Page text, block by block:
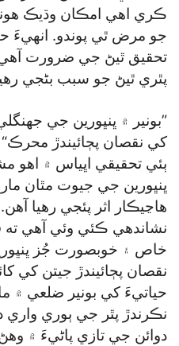
ڪري اهي امڪان وڌيڪ
جو مرض ٿي پوندو. انهيءَ
تحقيق ٿيڻ جي ضرورت
پٿري ٿيڻ جو سبب بڻجي
”بونير ۾ ڀنڀورين جي
کي نقصان پڄائيندڙ
ٻئي تحقيقي اڀياس ۾ اهو
ڀنڀورين جي جيوت مٿان
هاڃيڪار اثر پئجي رهيا
نشاندهي ڪئي وئي آهي
خاص ۽ خوبصورت جُز
نقصان پڄائيندڙ جيتن کي
حياتيءَ کي بونير ضلعي ۾
نڪرندڙ پٿر جي ٻوري واري
دوائن جي تازي پاڻيءَ ۾